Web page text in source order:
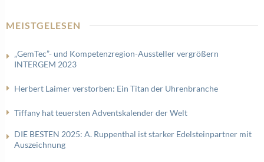
MEISTGELESEN
„GemTec”- und Kompetenzregion-Aussteller vergrößern
INTERGEM 2023
Herbert Laimer verstorben: Ein Titan der Uhrenbranche
Tiffany hat teuersten Adventskalender der Welt
DIE BESTEN 2025: A. Ruppenthal ist starker Edelsteinpartner mit
Auszeichnung